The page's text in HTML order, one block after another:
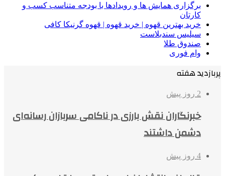
برگزاری همایش ها و رویدادها با بودجه متناسب کسب و
کارتان
خرید بهترین قهوه | خرید قهوه | قهوه گرنیکا کافی
سیلیس سندبلاست
صندوق طلا
وام فوری
پربازدید هفته
2 روز پیش
خبرنگاران نقش بارزی در ناکامی سربازان رسانه‌ای
دشمن داشتند
4 روز پیش